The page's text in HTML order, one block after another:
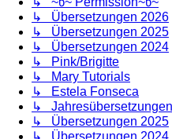
↳ Übersetzungen 2026
↳ Übersetzungen 2025
↳ Übersetzungen 2024
↳ Pink/Brigitte
↳ Mary Tutorials
↳ Estela Fonseca
↳ Jahresübersetzungen
↳ Übersetzungen 2025